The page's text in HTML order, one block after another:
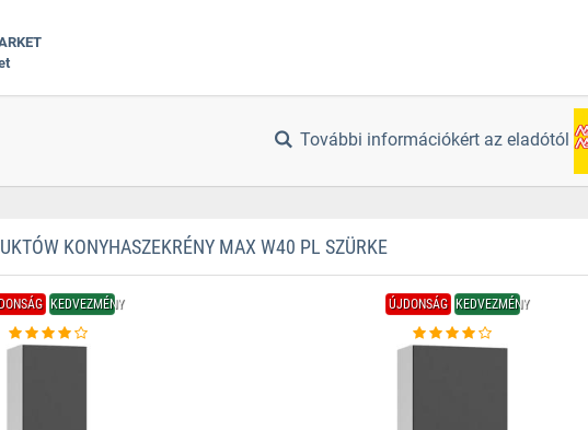
További információkért az eladótól
KONYHASZEKRÉNY MAX W40 PL SZÜRKE
KEDVEZMÉNY ÚJDONSÁG KEDVEZMÉNY